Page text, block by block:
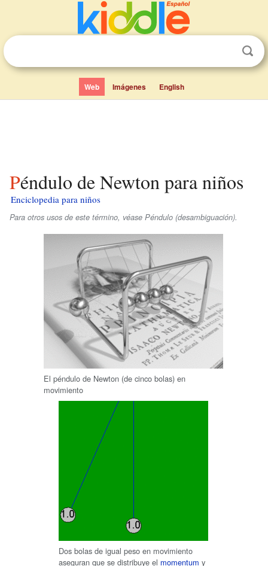
Web Imágenes English
Péndulo de Newton para niños
Enciclopedia para niños
Para otros usos de este término, véase Péndulo (desambiguación).
El péndulo de Newton (de cinco bolas) en
movimiento
Dos bolas de igual peso en movimiento
aseguran que se distribuye el momentum y